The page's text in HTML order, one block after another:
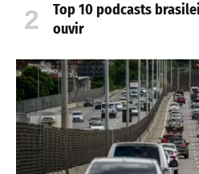
Top 10 podcasts
ouvir